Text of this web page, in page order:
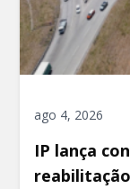
ago 4, 2026
IP lança